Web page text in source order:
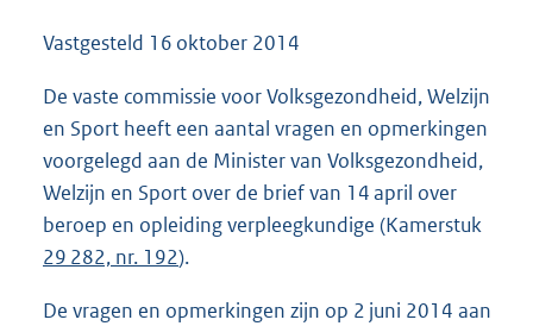
Vastgesteld 16 oktober 2014
De vaste commissie voor Volksgezondheid, Welzijn
en Sport heeft een aantal vragen en opmerkingen
voorgelegd aan de Minister van Volksgezondheid,
Welzijn en Sport over de brief van 14 april over
beroep en opleiding verpleegkundige (Kamerstuk
29 282, nr. 192).
De vragen en opmerkingen zijn op 2 juni 2014 aan